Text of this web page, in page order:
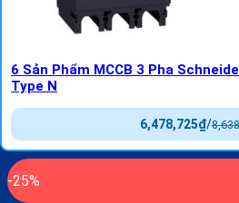
6 Sản Phẩm MCCB 3 Pha
Type N
/
6,478,725₫
-25%